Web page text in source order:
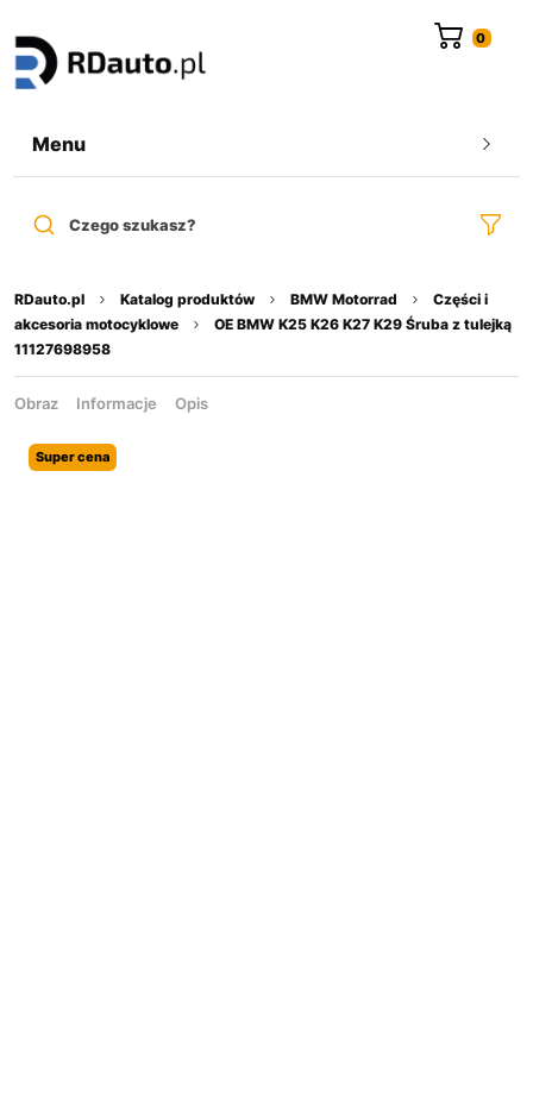
Menu
Czego szukasz?
RDauto.pl Katalog produktów BMW Motorrad
Części i
akcesoria motocyklowe
OE BMW K25 K26 K27 K29 Śruba z tulejką
11127698958
Obraz Informacje Opis
Super cena